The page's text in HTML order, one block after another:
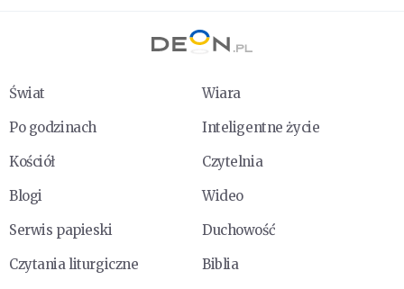
Świat
Wiara
Po godzinach
Inteligentne życie
Kościół
Czytelnia
Blogi
Wideo
Serwis papieski
Duchowość
Czytania liturgiczne
Biblia